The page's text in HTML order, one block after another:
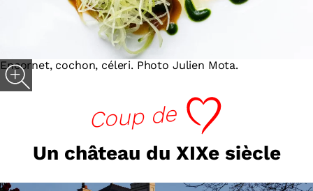
Encornet, cochon, céleri. Photo Julien Mota.
Coup decœur
Un château du XIXe siècle